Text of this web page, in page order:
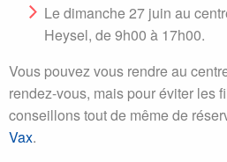
Le dimanche 27 juin au
Heysel, de 9h00 à 17h00.
Vous pouvez vous rendre au
rendez-vous, mais pour éviter les
conseillons tout de même de
Vax.